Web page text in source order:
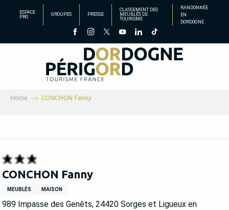
principal
ESPACE
PRO
GROUPES PRESSE
CLASSEMENT DES
MEUBLÉS DE
TOURISME
RANDONNÉE
EN
DORDOGNE
Home CONCHON Fanny
CONCHON Fanny
MEUBLÉS MAISON
989 Impasse des Genêts, 24420 Sorges et Ligueux en